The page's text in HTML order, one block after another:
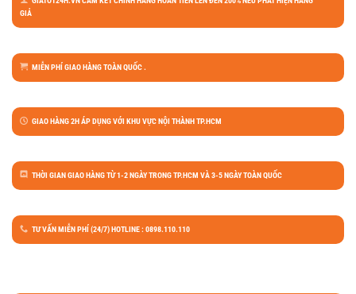
GIẢ
MIỄN PHÍ GIAO HÀNG TOÀN QUỐC .
GIAO HÀNG 2H ÁP DỤNG VỚI KHU VỰC NỘI THÀNH TP.HCM
THỜI GIAN GIAO HÀNG TỪ 1-2 NGÀY TRONG TP.HCM VÀ 3-5 NGÀY TOÀN QUỐC
TƯ VẤN MIỄN PHÍ (24/7) HOTLINE : 0898.110.110